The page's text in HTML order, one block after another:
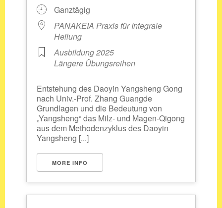
Ganztägig
PANAKEIA Praxis für Integrale
Heilung
Ausbildung 2025
Längere Übungsreihen
Entstehung des Daoyin Yangsheng Gong
nach Univ.-Prof. Zhang Guangde
Grundlagen und die Bedeutung von
„Yangsheng“ das Milz- und Magen-Qigong
aus dem Methodenzyklus des Daoyin
Yangsheng [...]
MORE INFO